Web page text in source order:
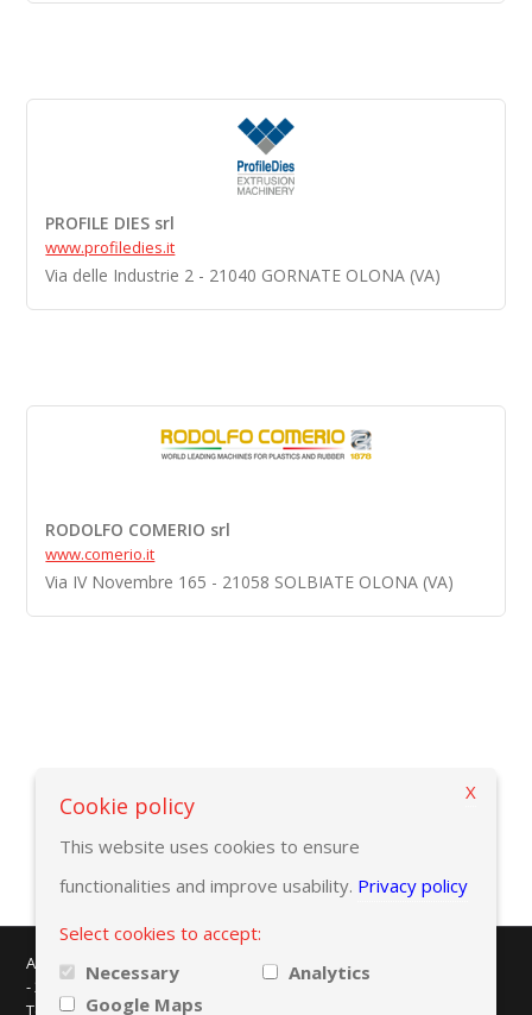
PROFILE DIES srl
www.profiledies.it
Via delle Industrie 2 - 21040 GORNATE OLONA (VA)
RODOLFO COMERIO srl
www.comerio.it
Via IV Novembre 165 - 21058 SOLBIATE OLONA (VA)
Zurück zur Suchekriterien
AMAPLAST - Centro Direzionale Milanofiori - Strada 1 - Palazzo F/3
- 20057 Assago (MI)
Tel. +39 02 8228371 - e-mail:
Cookie policy
This website uses cookies to ensure
functionalities and improve usability. Privacy policy
Select cookies to accept:
Necessary
Analytics
Google Maps
X